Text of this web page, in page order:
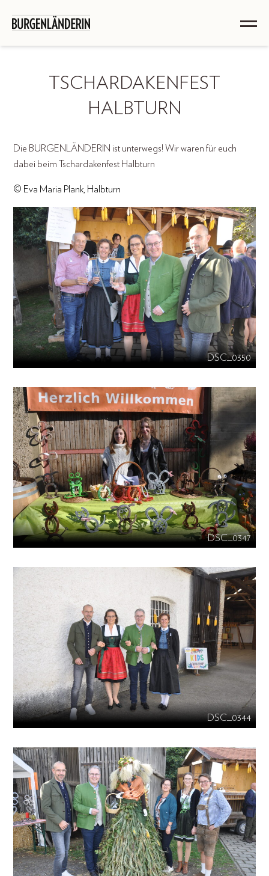
TSCHARDAKENFEST
HALBTURN
Die BURGENLÄNDERIN ist unterwegs! Wir waren für euch
dabei beim Tschardakenfest Halbturn
© Eva Maria Plank, Halbturn
DSC_0350
DSC_0347
DSC_0344